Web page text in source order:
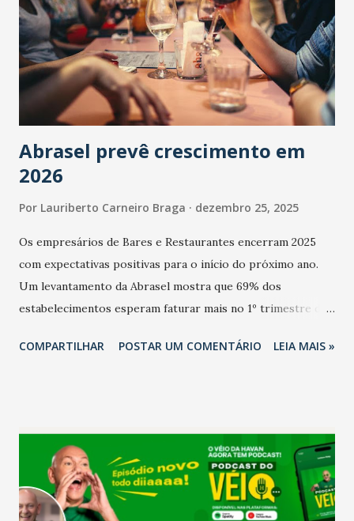
Abrasel prevê crescimento em
2026
Por Lauriberto Carneiro Braga dezembro 25, 2025
Os empresários de Bares e Restaurantes encerram 2025
com expectativas positivas para o início do próximo ano.
Um levantamento da Abrasel mostra que 69% dos
estabelecimentos esperam faturar mais no 1º trimestre de
relação ao último trimestre deste ano, 56% também
confraternizações de fim de ano e pelo pagamento do 13º
Salário para um número maior de trabalhadores, já que o
país tem a menor taxa de desemprego dos anos recentes.
Ainda segundo a Pesquisa, em novembro de 2025, 40% dos
COMPARTILHAR POSTAR UM COMENTÁRIO LEIA MAIS »